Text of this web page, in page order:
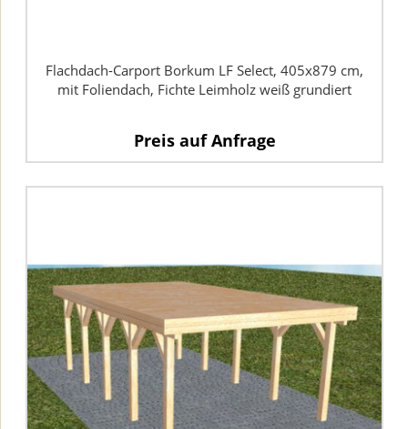
Flachdach-Carport Borkum LF Select, 405x879 cm,
mit Foliendach, Fichte Leimholz weiß grundiert
Preis auf Anfrage